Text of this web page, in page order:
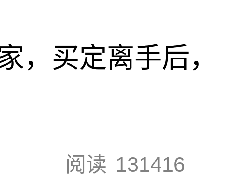
，买定离手后，
阅读 131416